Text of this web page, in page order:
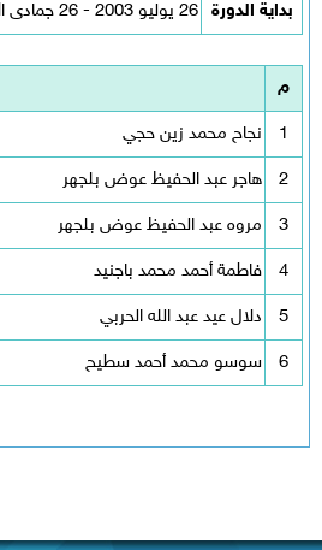
بداية الدورة 26 يوليو 2003 - 26 جمادى الأول 1424
م
1 نجاح محمد زين حجي
2 هاجر عبد الحفيظ عوض بلجهر
3 مروه عبد الحفيظ عوض بلجهر
4 فاطمة أحمد محمد باجنيد
5 دلال عيد عبد الله الحربي
6 سوسو محمد أحمد سطيح